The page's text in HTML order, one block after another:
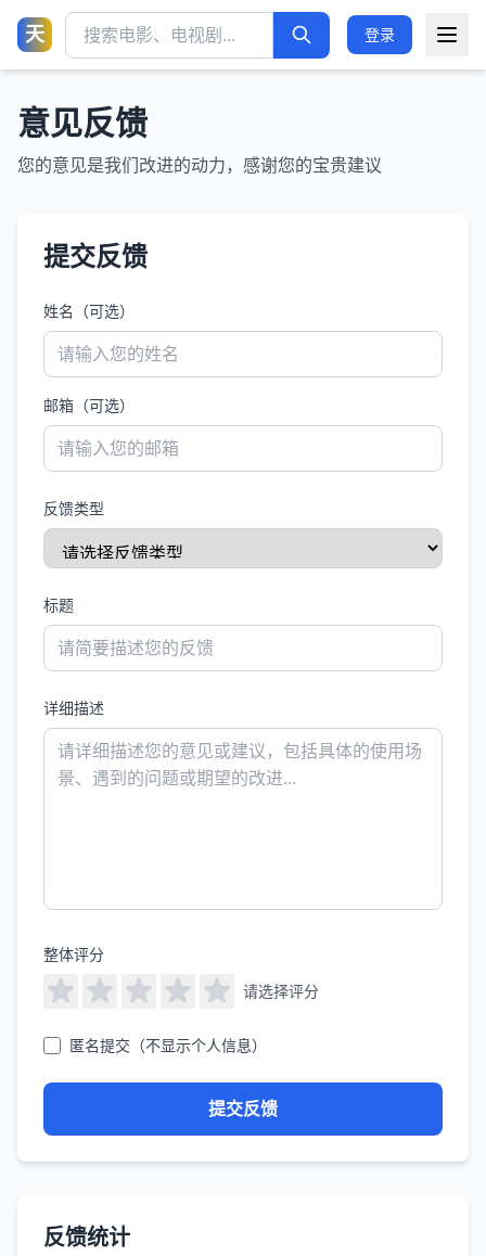
天 登录
意见反馈
您的意见是我们改进的动力，感谢您的宝贵建议
提交反馈
姓名（可选）
邮箱（可选）
反馈类型
标题
详细描述
整体评分
请选择评分
匿名提交（不显示个人信息）
提交反馈
反馈统计